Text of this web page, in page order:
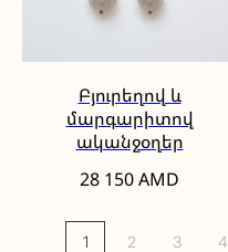
Բյուրեղով և
մարգարիտով
ականջօղեր
28 150AMD
1 2 3 4